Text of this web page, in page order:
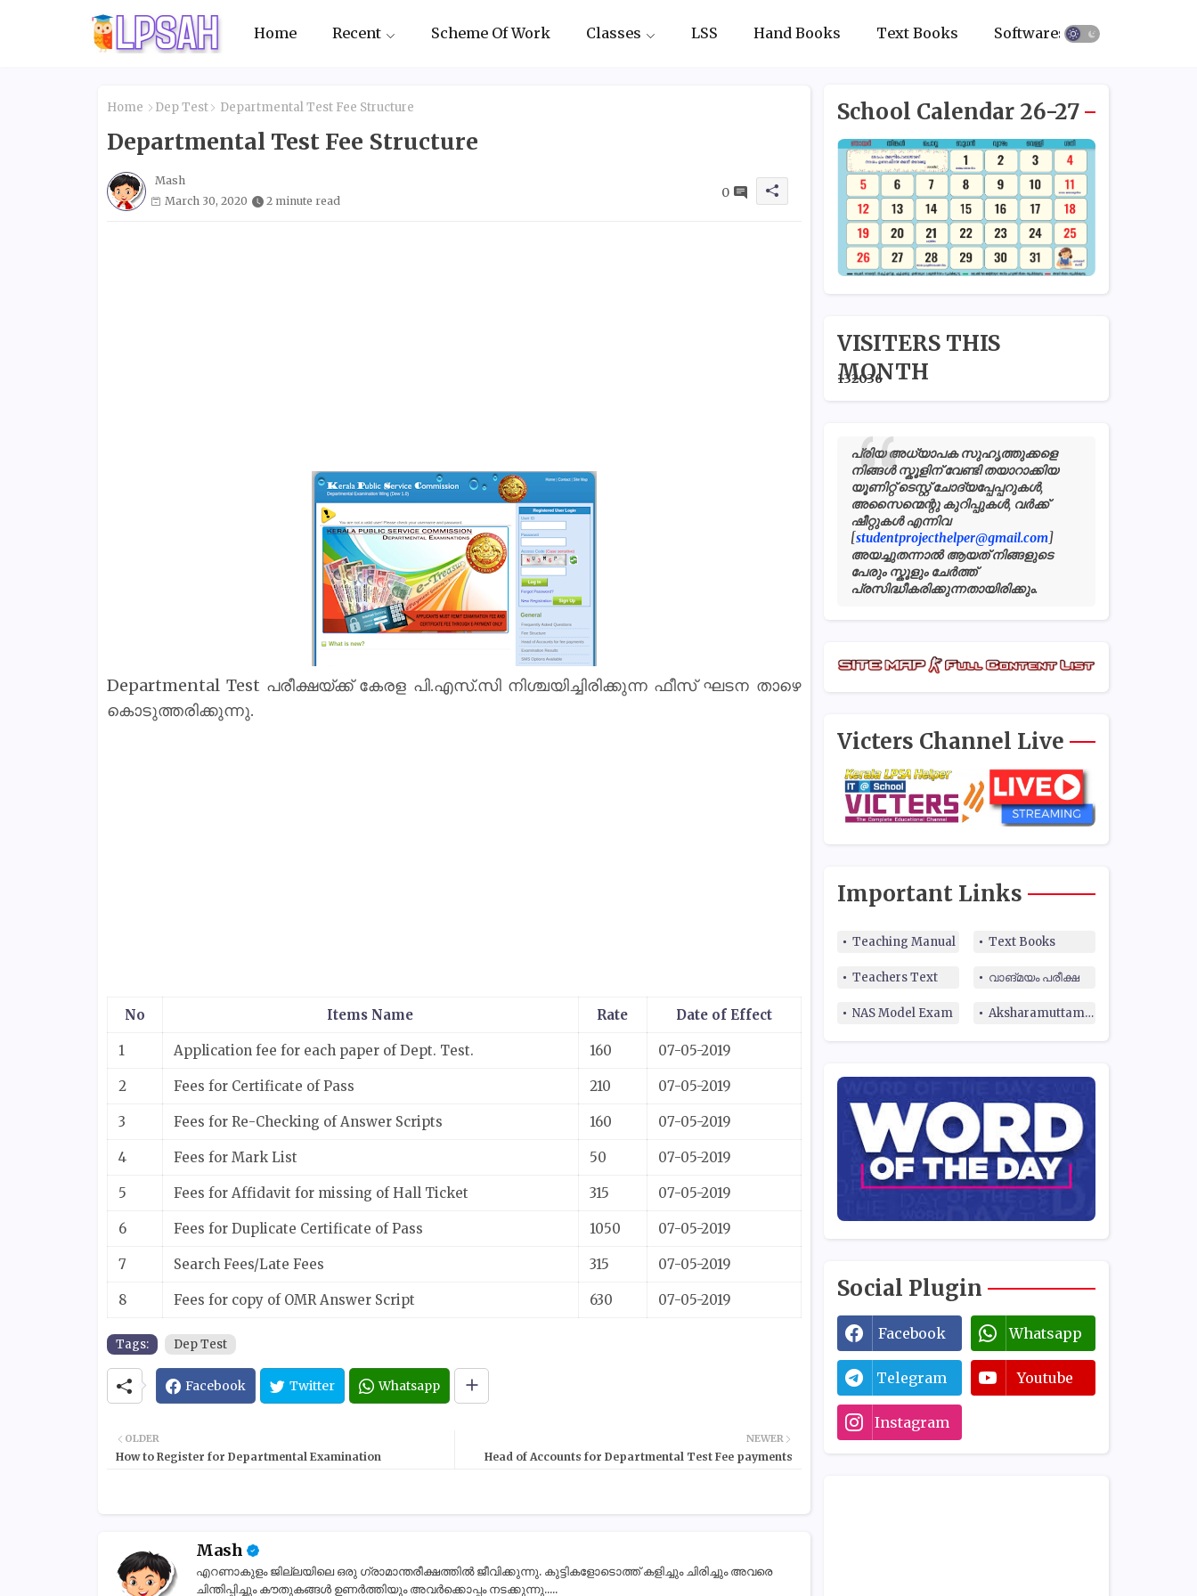
Home Recent Scheme Of Work Classes LSS Hand Books Text Books Softwares
Home Dep Test Departmental Test Fee Structure
Departmental Test Fee Structure
Mash
March 30, 2020
2 minute read
0
Departmental Test പരീക്ഷയ്ക്ക് കേരള പി.എസ്.സി നിശ്ചയിച്ചിരിക്കുന്ന ഫീസ് ഘടന താഴെ
കൊടുത്തരിക്കുന്നു.
No Items Name Rate Date of Effect
1 Application fee for each paper of Dept. Test. 160 07-05-2019
2 Fees for Certificate of Pass 210 07-05-2019
3 Fees for Re-Checking of Answer Scripts 160 07-05-2019
4 Fees for Mark List 50 07-05-2019
5 Fees for Affidavit for missing of Hall Ticket 315 07-05-2019
6 Fees for Duplicate Certificate of Pass 1050 07-05-2019
7 Search Fees/Late Fees 315 07-05-2019
8 Fees for copy of OMR Answer Script 630 07-05-2019
Tags: Dep Test
Facebook Twitter Whatsapp
NEWER
Head of Accounts for Departmental Test Fee payments
OLDER
How to Register for Departmental Examination
Mash
എറണാകുളം ജില്ലയിലെ ഒരു ഗ്രാമാന്തരീക്ഷത്തിൽ ജീവിക്കുന്നു. കുട്ടികളോടൊത്ത് കളിച്ചും ചിരിച്ചും അവരെ
ചിന്തിപ്പിച്ചും കൗതുകങ്ങൾ ഉണർത്തിയും അവർക്കൊപ്പം നടക്കുന്നു.....
School Calendar 26-27
VISITERS THIS
MONTH
132036
പ്രിയ അധ്യാപക സുഹൃത്തുക്കളെ
നിങ്ങൾ സ്കൂളിന് വേണ്ടി തയാറാക്കിയ
യൂണിറ്റ് ടെസ്റ്റ് ചോദ്യപ്പേപ്പറുകൾ,
അസൈന്മെന്റു കുറിപ്പുകൾ, വർക്ക്
ഷീറ്റുകൾ എന്നിവ
[studentprojecthelper@gmail.com]
അയച്ചുതന്നാൽ ആയത് നിങ്ങളുടെ
പേരും സ്കൂളും ചേർത്ത്
പ്രസിദ്ധീകരിക്കുന്നതായിരിക്കും.
Victers Channel Live
Important Links
Teaching Manual Text Books
Teachers Text വാങ്മയം പരീക്ഷ
NAS Model Exam Aksharamuttam Quiz
Social Plugin
Facebook Whatsapp
Telegram Youtube
Instagram